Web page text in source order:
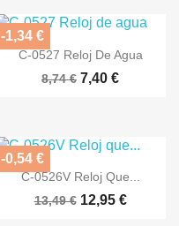
Vista rápida
C-0527 Reloj De Agua
8,74 € 7,40 €
-1,34 €
Vista rápida
C-0526V Reloj Que...
13,49 € 12,95 €
-0,54 €